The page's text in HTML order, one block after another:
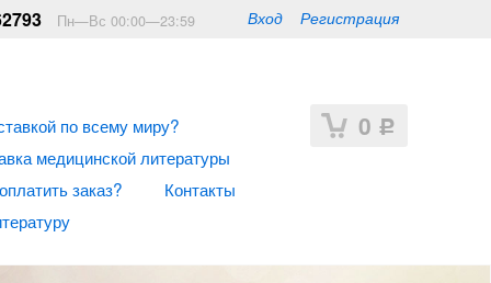
Вход Регистрация
Пн—Вс 00:00—23:59
0 Р
по всему миру?
медицинской литературы
заказ?
Контакты